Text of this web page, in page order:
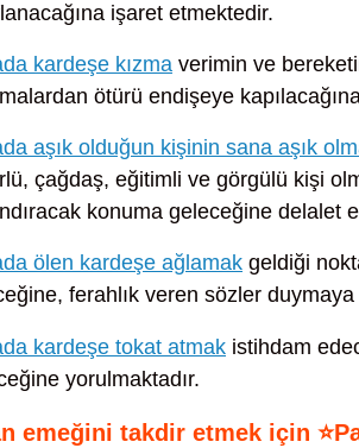
işaret etmektedir.
kardeşe kızma verimin ve
ötürü endişeye
aşık olduğun kişinin sana aşık
çağdaş, eğitimli ve görgülü kişi
konuma geleceğine delalet
ölen kardeşe ağlamak geldiği
ferahlık veren sözler
kardeşe tokat atmak istihdam
yorulmaktadır.
emeğini takdir etmek için